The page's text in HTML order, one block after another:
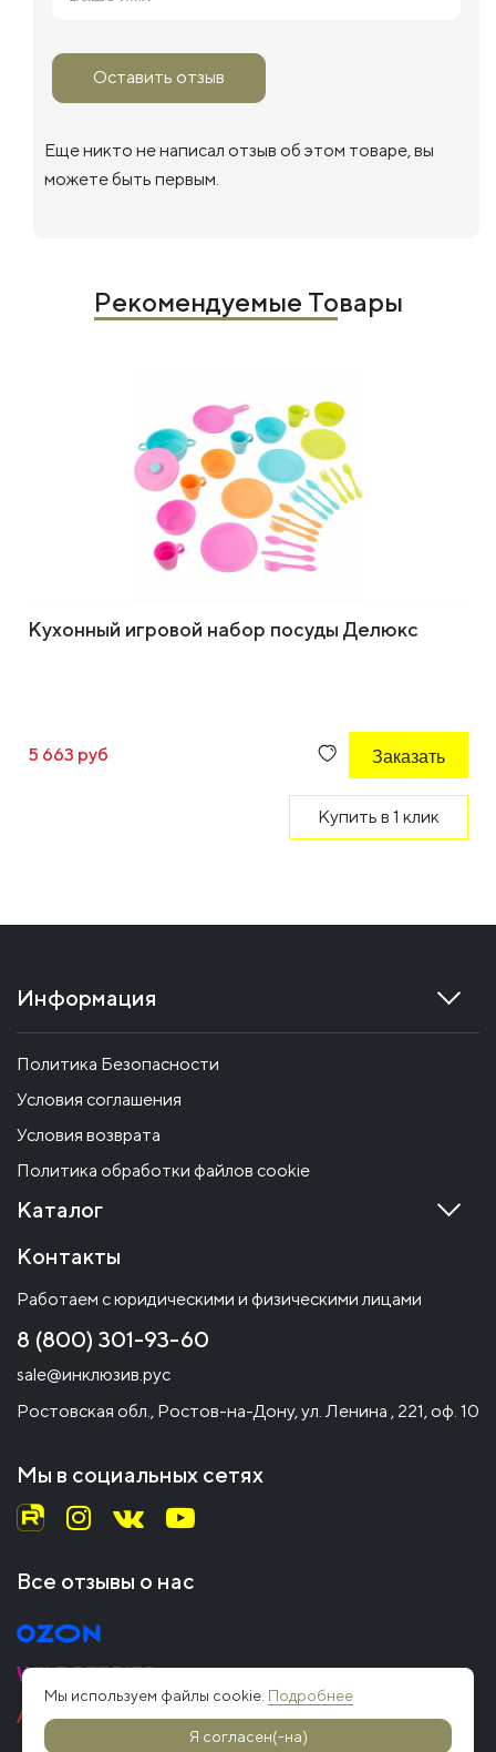
Оставить отзыв
Еще никто не написал отзыв об этом товаре, вы
можете быть первым.
Рекомендуемые Товары
Кухонный игровой набор посуды Делюкс
5 663 руб Заказать
Купить в 1 клик
Информация
Политика Безопасности
Условия соглашения
Условия возврата
Политика обработки файлов cookie
Каталог
Контакты
Работаем с юридическими и физическими лицами
8 (800) 301-93-60
sale@инклюзив.рус
Ростовская обл., Ростов-на-Дону, ул. Ленина , 221, оф. 10
Мы в социальных сетях
Все отзывы о нас
Мы используем файлы cookie. Подробнее
Я согласен(-на)